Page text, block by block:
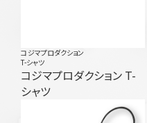
コジマプロダクション
T-シャツ
コジマプロダクション T-
シャツ